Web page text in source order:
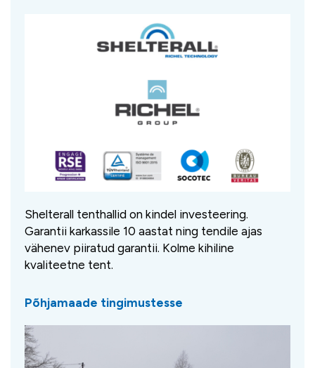
Shelterall tenthallid on kindel investeering.
Garantii karkassile 10 aastat ning tendile ajas
vähenev piiratud garantii. Kolme kihiline
kvaliteetne tent.
Põhjamaade tingimustesse